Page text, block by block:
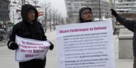
Petitionen
Projekte
Ihre Spende
Allgemeine